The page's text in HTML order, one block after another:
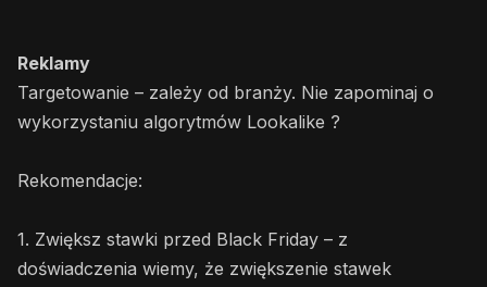
Reklamy
Targetowanie – zależy od branży. Nie zapominaj o
wykorzystaniu algorytmów Lookalike ?
Rekomendacje:
1. Zwiększ stawki przed Black Friday – z
doświadczenia wiemy, że zwiększenie stawek